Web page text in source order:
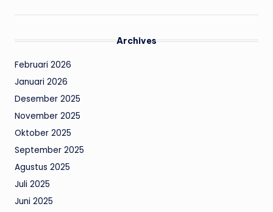
Archives
Februari 2026
Januari 2026
Desember 2025
November 2025
Oktober 2025
September 2025
Agustus 2025
Juli 2025
Juni 2025